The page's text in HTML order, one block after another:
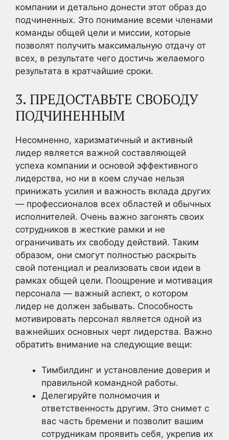
компании и детально донести этот образ до
подчиненных. Это понимание всеми членами
команды общей цели и миссии, которые
позволят получить максимальную отдачу от
всех, в результате чего достичь желаемого
результата в кратчайшие сроки.
3. ПРЕДОСТАВЬТЕ СВОБОДУ
ПОДЧИНЕННЫМ
Несомненно, харизматичный и активный
лидер является важной составляющей
успеха компании и основой эффективного
лидерства, но ни в коем случае нельзя
принижать усилия и важность вклада других
— профессионалов всех областей и обычных
исполнителей. Очень важно загонять своих
сотрудников в жесткие рамки и не
ограничивать их свободу действий. Таким
образом, они смогут полностью раскрыть
свой потенциал и реализовать свои идеи в
рамках общей цели. Поощрение и мотивация
персонала — важный аспект, о котором
лидер не должен забывать. Способность
мотивировать персонал является одной из
важнейших основных черт лидерства. Важно
обратить внимание на следующие вещи:
Тимбилдинг и установление доверия и
правильной командной работы.
Делегируйте полномочия и
ответственность другим. Это снимет с
вас часть бремени и позволит вашим
сотрудникам проявить себя, укрепив их